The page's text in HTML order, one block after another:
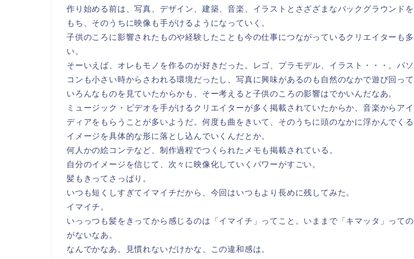
作り始める前は、写真、デザイン、建築、音楽、イラストとさざざまなバックグラウンドを
もち、そのうちに映像も手がけるようになっていく。
子供のころに影響されたものや経験したことも今の仕事につながっているクリエイターも多
い。
そーいえば、オレもモノを作るのが好きだった。レゴ、プラモデル、イラスト・・・。パソ
コンも小さい時からさわれる環境だったし、写真に興味があるのも自然のなかで遊び回って
いろんなものを見ていたからかも、そー考えると子供のころの影響はでかいんだなあ。
ミュージック・ビデオを手がけるクリエイターが多く掲載されていたからか、音楽からアイ
ディアをもらうことが多いようだ。何度も曲をきいて、そのうちに頭のなかに浮かんでくる
イメージを具体的な形に落とし込んでいくんだとか。
何人かの絵コンテなど、制作過程でつくられたメモも掲載されている。
自分のイメージを信じて、次々に映像化していくパワーがすごい。
髪もきってさっぱり。
いつも短くしすぎてイマイチだから、今回はいつもより長めに残してみた。
イマイチ。
いっっつも髪をきってから感じるのは「イマイチ」ってこと。いままで「キマッタ」っての
がないなあ。
なんでかなあ。見慣れないだけかな、この違和感は。